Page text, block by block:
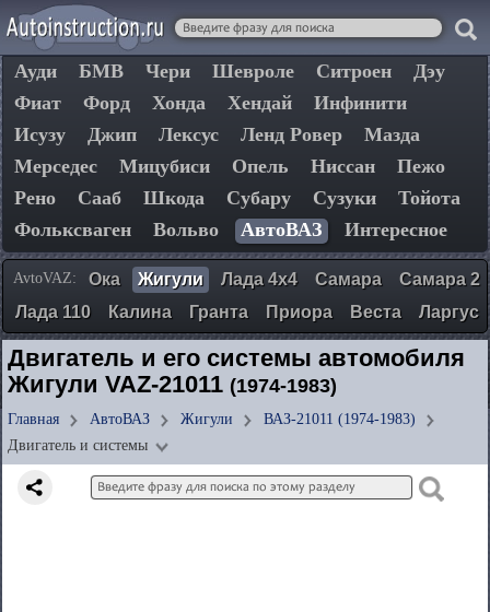
Ауди БМВ Чери Шевроле Ситроен
Дэу
Фиат
Форд Хонда Хендай
Инфинити
Исузу
Джип Лексус Ленд Ровер
Мазда
Мерседес
Мицубиси Опель Ниссан
Пежо
Рено
Сааб Шкода Субару Сузуки
Тойота
Фольксваген
Вольво АвтоВАЗ Интересное
AvtoVAZ: Ока Жигули Лада 4х4 Самара
Самара 2
Лада 110
Калина Гранта Приора Веста Ларгус
Двигатель и его системы автомобиля
Жигули VAZ-21011 (1974-1983)
Главная АвтоВАЗ Жигули
ВАЗ-21011 (1974-1983)
Двигатель и системы